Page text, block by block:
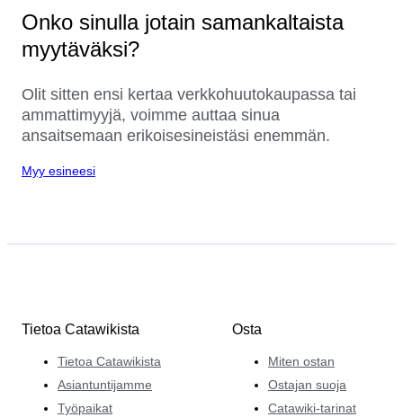
Onko sinulla jotain samankaltaista
myytäväksi?
Olit sitten ensi kertaa verkkohuutokaupassa tai
ammattimyyjä, voimme auttaa sinua
ansaitsemaan erikoisesineistäsi enemmän.
Myy esineesi
Tietoa Catawikista
Tietoa Catawikista
Asiantuntijamme
Työpaikat
Osta
Miten ostan
Ostajan suoja
Catawiki-tarinat